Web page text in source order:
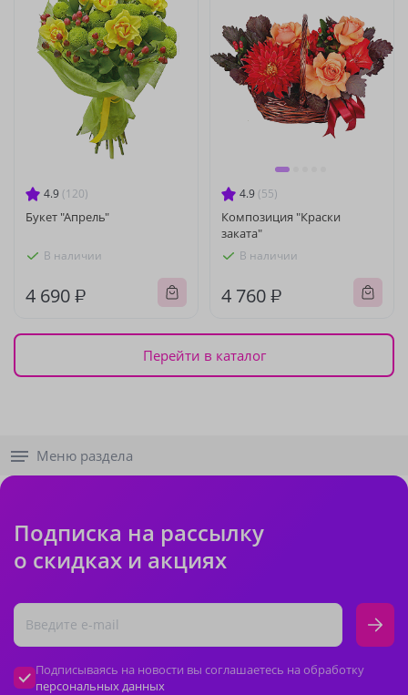
4.9 (120)
Букет "Апрель"
В наличии
4 690 ₽
4.9 (55)
Композиция "Краски
заката"
В наличии
4 760 ₽
Перейти в каталог
Меню раздела
Подписка на рассылку
о скидках и акциях
Подписываясь на новости вы соглашаетесь на обработку
персональных данных